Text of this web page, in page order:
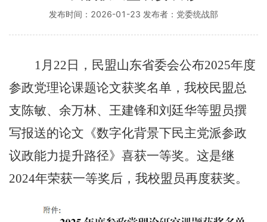
发布时间：2026-01-23 发布者：党委统战部
1月 22 日，民盟山东省委会公布2025年度
参政党理论课题论文获奖名单，我校民盟总
支陈敏、 余万林、 王建锋和刘廷华等盟员撰
写报送的论文《数字化背景下民主党派参政
议政能力提升路径》 喜获一等奖。这是继
2024年荣获一等奖后，我校盟员再度获奖。